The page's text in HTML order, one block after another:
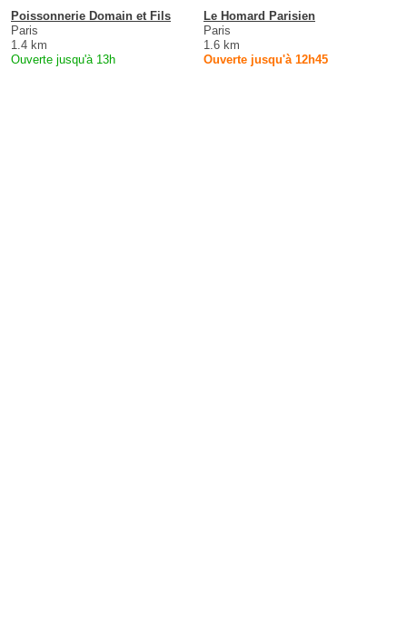
Poissonnerie Domain et Fils
Paris
1.4 km
Ouverte jusqu'à 13h
Le Homard Parisien
Paris
1.6 km
Ouverte jusqu'à 12h45